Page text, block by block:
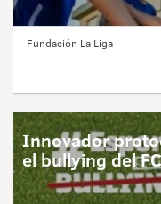
Fundación La Liga
Innovador
el bullying del